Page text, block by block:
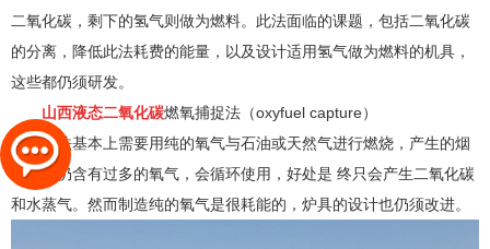
二氧化碳，剩下的氢气则做为燃料。此法面临的课题，包括二氧化碳
的分离，降低此法耗费的能量，以及设计适用氢气做为燃料的机具，
这些都仍须研发。
山西液态二氧化碳燃氧捕捉法（oxyfuel capture）
此法基本上需要用纯的氧气与石油或天然气进行燃烧，产生的烟
道气因仍含有过多的氧气，会循环使用，好处是 终只会产生二氧化碳
和水蒸气。然而制造纯的氧气是很耗能的，炉具的设计也仍须改进。